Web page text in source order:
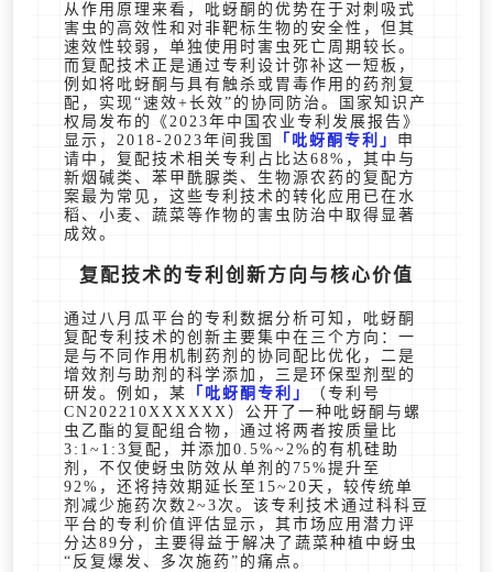
从作用原理来看，吡蚜酮的优势在于对刺吸式
害虫的高效性和对非靶标生物的安全性，但其
速效性较弱，单独使用时害虫死亡周期较长。
而复配技术正是通过专利设计弥补这一短板，
例如将吡蚜酮与具有触杀或胃毒作用的药剂复
配，实现“速效+长效”的协同防治。国家知识产
权局发布的《2023年中国农业专利发展报告》
显示，2018-2023年间我国
吡蚜酮专利
申
请中，复配技术相关专利占比达68%，其中与
新烟碱类、苯甲酰脲类、生物源农药的复配方
案最为常见，这些专利技术的转化应用已在水
稻、小麦、蔬菜等作物的害虫防治中取得显著
成效。
复配技术的专利创新方向与核心价值
通过八月瓜平台的专利数据分析可知，吡蚜酮
复配专利技术的创新主要集中在三个方向：一
是与不同作用机制药剂的协同配比优化，二是
增效剂与助剂的科学添加，三是环保型剂型的
研发。例如，某
吡蚜酮专利
（专利号
CN202210XXXXXX）公开了一种吡蚜酮与螺
虫乙酯的复配组合物，通过将两者按质量比
3:1~1:3复配，并添加0.5%~2%的有机硅助
剂，不仅使蚜虫防效从单剂的75%提升至
92%，还将持效期延长至15~20天，较传统单
剂减少施药次数2~3次。该专利技术通过科科豆
平台的专利价值评估显示，其市场应用潜力评
分达89分，主要得益于解决了蔬菜种植中蚜虫
“反复爆发、多次施药”的痛点。